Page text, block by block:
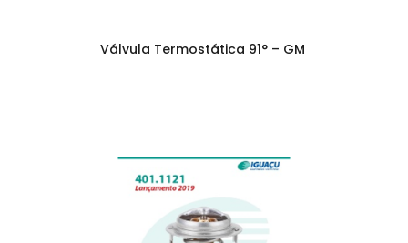
Válvula Termostática 91° – GM